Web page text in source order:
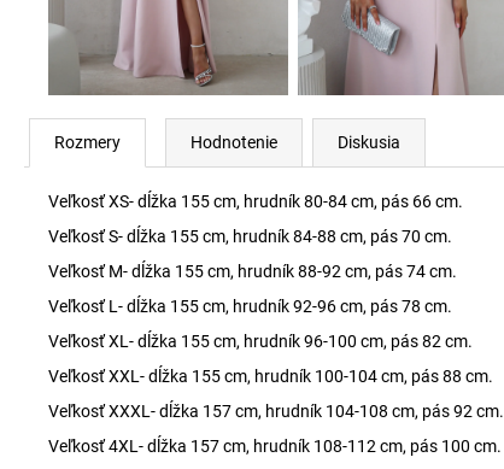
Rozmery Hodnotenie Diskusia
Veľkosť XS- dĺžka 155 cm, hrudník 80-84 cm, pás 66 cm.
Veľkosť S- dĺžka 155 cm, hrudník 84-88 cm, pás 70 cm.
Veľkosť M- dĺžka 155 cm, hrudník 88-92 cm, pás 74 cm.
Veľkosť L- dĺžka 155 cm, hrudník 92-96 cm, pás 78 cm.
Veľkosť XL- dĺžka 155 cm, hrudník 96-100 cm, pás 82 cm.
Veľkosť XXL- dĺžka 155 cm, hrudník 100-104 cm, pás 88 cm.
Veľkosť XXXL- dĺžka 157 cm, hrudník 104-108 cm, pás 92 cm.
Veľkosť 4XL- dĺžka 157 cm, hrudník 108-112 cm, pás 100 cm.